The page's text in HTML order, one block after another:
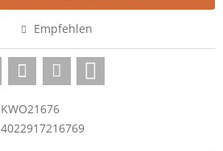
Empfehlen
KWO21676
4022917216769